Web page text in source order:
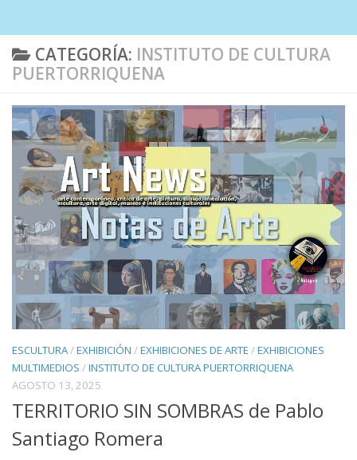
CATEGORÍA: INSTITUTO DE CULTURA
PUERTORRIQUENA
ESCULTURA/EXHIBICIÓN /EXHIBICIONES DE ARTE /EXHIBICIONES
MULTIMEDIOS /INSTITUTO DE CULTURA PUERTORRIQUENA
AGOSTO 13, 2025
TERRITORIO SIN SOMBRAS de Pablo
Santiago Romera